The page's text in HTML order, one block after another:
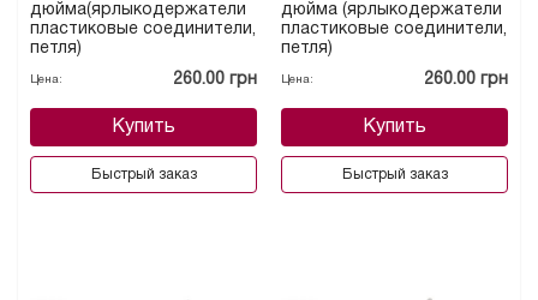
дюйма(ярлыкодержатели
пластиковые соединители,
петля)
Цена: 260.00 грн
Купить
Быстрый заказ
дюйма (ярлыкодержатели
пластиковые соединители,
петля)
Цена: 260.00 грн
Купить
Быстрый заказ